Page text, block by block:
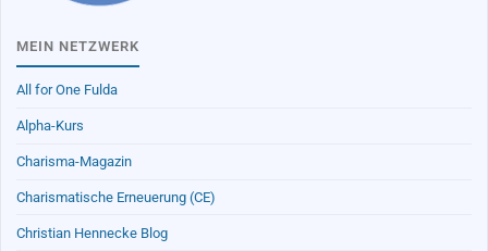
MEIN NETZWERK
All for One Fulda
Alpha-Kurs
Charisma-Magazin
Charismatische Erneuerung (CE)
Christian Hennecke Blog